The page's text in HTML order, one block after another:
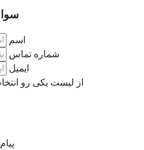
اسم
شماره تماس
ایمیل
از لیست یکی رو
پیام